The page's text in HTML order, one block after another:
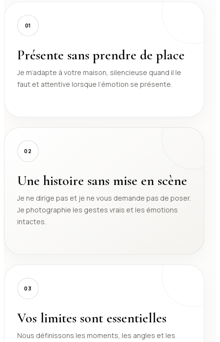
01
Présente sans prendre de place
Je m’adapte à votre maison, silencieuse quand il le
faut et attentive lorsque l’émotion se présente.
02
Une histoire sans mise en scène
Je ne dirige pas et je ne vous demande pas de poser.
Je photographie les gestes vrais et les émotions
intactes.
03
Vos limites sont essentielles
Nous définissons les moments, les angles et les